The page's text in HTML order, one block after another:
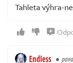
Tahleta výhra-
Endless